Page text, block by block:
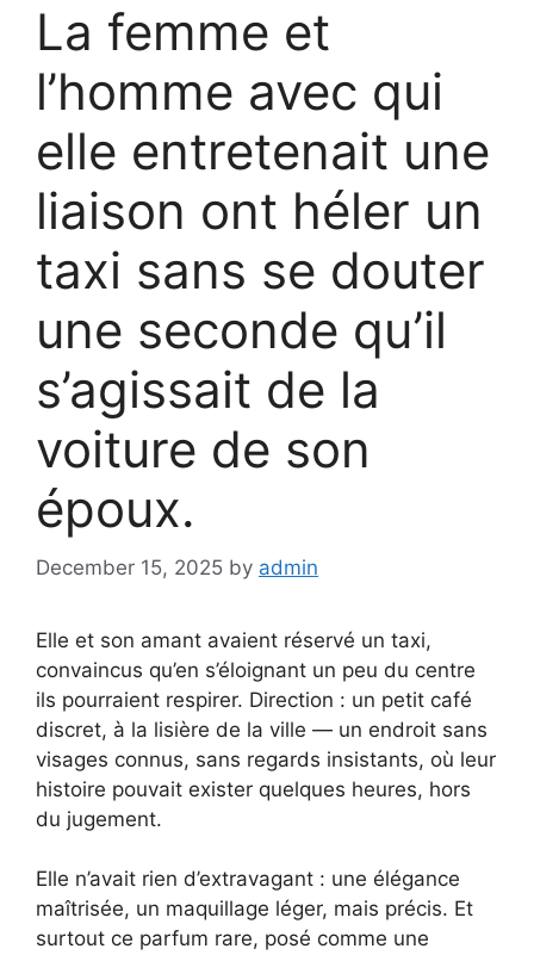
La femme et
l’homme avec qui
elle entretenait une
liaison ont héler un
taxi sans se douter
une seconde qu’il
s’agissait de la
voiture de son
époux.
December 15, 2025 by admin
Elle et son amant avaient réservé un taxi,
convaincus qu’en s’éloignant un peu du centre
ils pourraient respirer. Direction : un petit café
discret, à la lisière de la ville — un endroit sans
visages connus, sans regards insistants, où leur
histoire pouvait exister quelques heures, hors
du jugement.
Elle n’avait rien d’extravagant : une élégance
maîtrisée, un maquillage léger, mais précis. Et
surtout ce parfum rare, posé comme une